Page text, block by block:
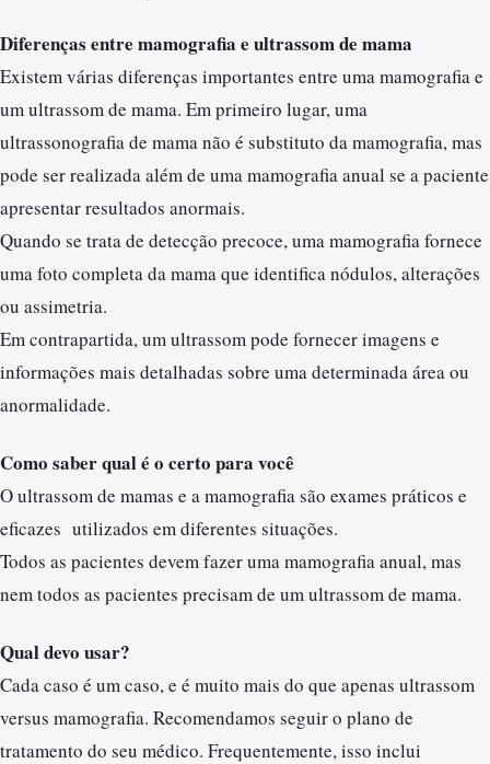
Diferenças entre mamografia e ultrassom de mama
Existem várias diferenças importantes entre uma mamografia e
um ultrassom de mama. Em primeiro lugar, uma
ultrassonografia de mama não é substituto da mamografia, mas
pode ser realizada além de uma mamografia anual se a paciente
apresentar resultados anormais.
Quando se trata de detecção precoce, uma mamografia fornece
uma foto completa da mama que identifica nódulos, alterações
ou assimetria.
Em contrapartida, um ultrassom pode fornecer imagens e
informações mais detalhadas sobre uma determinada área ou
anormalidade.
Como saber qual é o certo para você
O ultrassom de mamas e a mamografia são exames práticos e
eficazes utilizados em diferentes situações.
Todos as pacientes devem fazer uma mamografia anual, mas
nem todos as pacientes precisam de um ultrassom de mama.
Qual devo usar?
Cada caso é um caso, e é muito mais do que apenas ultrassom
versus mamografia. Recomendamos seguir o plano de
tratamento do seu médico. Frequentemente, isso inclui